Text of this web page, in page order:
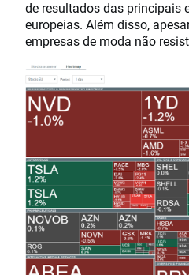
de resultados das principais
europeias. Além disso,
empresas de moda não